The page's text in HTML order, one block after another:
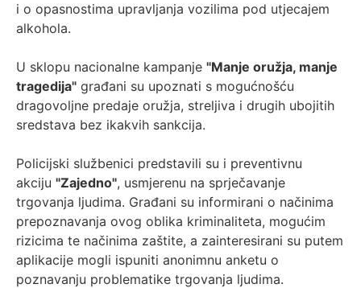
i o opasnostima upravljanja vozilima pod utjecajem
alkohola.
U sklopu nacionalne kampanje "Manje oružja, manje
tragedija" građani su upoznati s mogućnošću
dragovoljne predaje oružja, streljiva i drugih ubojitih
sredstava bez ikakvih sankcija.
Policijski službenici predstavili su i preventivnu
akciju "Zajedno", usmjerenu na sprječavanje
trgovanja ljudima. Građani su informirani o načinima
prepoznavanja ovog oblika kriminaliteta, mogućim
rizicima te načinima zaštite, a zainteresirani su putem
aplikacije mogli ispuniti anonimnu anketu o
poznavanju problematike trgovanja ljudima.